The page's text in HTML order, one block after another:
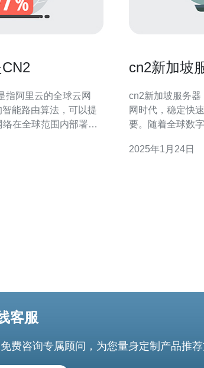
能路由算法，可以提
在全球范围内部署了
接和服务质量，他们
cn2新加坡
cn2新加坡服务器：稳
网时代，稳定快
要。随着全球数
坡服务器是一种
2025年1月24日
客服
费咨询专属顾问，为您量身定制产品推